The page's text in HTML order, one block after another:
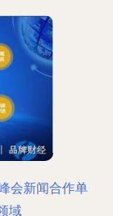
会新闻合作单
域